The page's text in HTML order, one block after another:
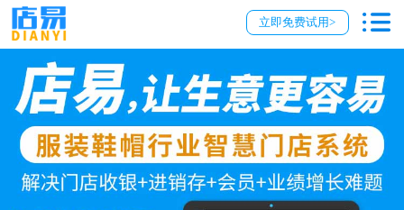
立即免费试用>